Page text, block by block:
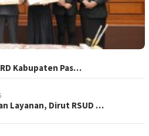
Kabupaten Pas…
Layanan, Dirut RSUD …